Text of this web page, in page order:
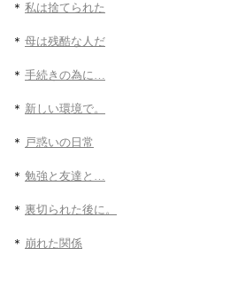
＊ 私は捨てられた
＊ 母は残酷な人だ
＊ 手続きの為に…
＊ 新しい環境で。
＊ 戸惑いの日常
＊ 勉強と友達と…
＊ 裏切られた後に。
＊ 崩れた関係